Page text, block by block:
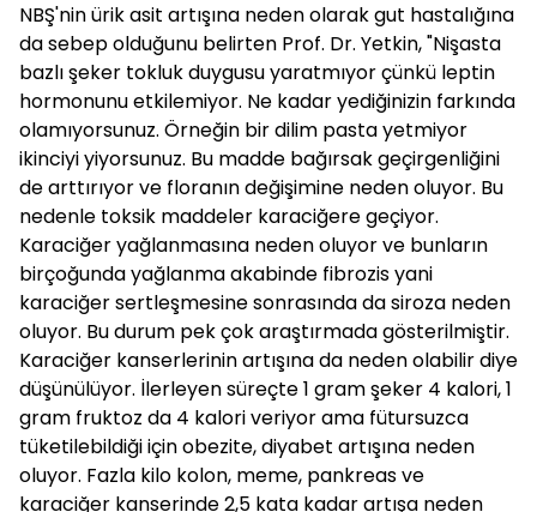
NBŞ'nin ürik asit artışına neden olarak gut hastalığına
da sebep olduğunu belirten Prof. Dr. Yetkin, "Nişasta
bazlı şeker tokluk duygusu yaratmıyor çünkü leptin
hormonunu etkilemiyor. Ne kadar yediğinizin farkında
olamıyorsunuz. Örneğin bir dilim pasta yetmiyor
ikinciyi yiyorsunuz. Bu madde bağırsak geçirgenliğini
de arttırıyor ve floranın değişimine neden oluyor. Bu
nedenle toksik maddeler karaciğere geçiyor.
Karaciğer yağlanmasına neden oluyor ve bunların
birçoğunda yağlanma akabinde fibrozis yani
karaciğer sertleşmesine sonrasında da siroza neden
oluyor. Bu durum pek çok araştırmada gösterilmiştir.
Karaciğer kanserlerinin artışına da neden olabilir diye
düşünülüyor. İlerleyen süreçte 1 gram şeker 4 kalori, 1
gram fruktoz da 4 kalori veriyor ama fütursuzca
tüketilebildiği için obezite, diyabet artışına neden
oluyor. Fazla kilo kolon, meme, pankreas ve
karaciğer kanserinde 2,5 kata kadar artışa neden